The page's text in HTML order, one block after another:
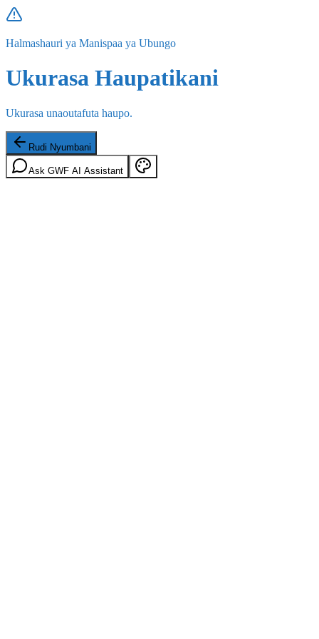
Halmashauri ya Manispaa ya Ubungo
Ukurasa Haupatikani
Ukurasa unaoutafuta haupo.
Rudi Nyumbani
Ask GWF AI Assistant